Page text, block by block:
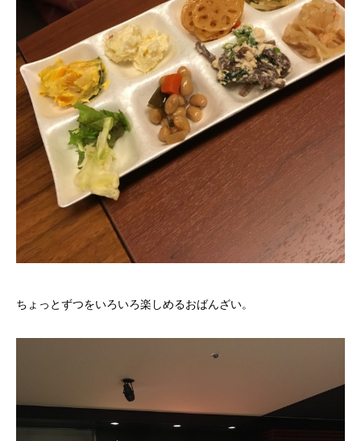
ちょっとずつをいろいろ楽しめるおばんざい。